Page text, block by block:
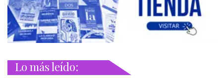
Lo más leído: